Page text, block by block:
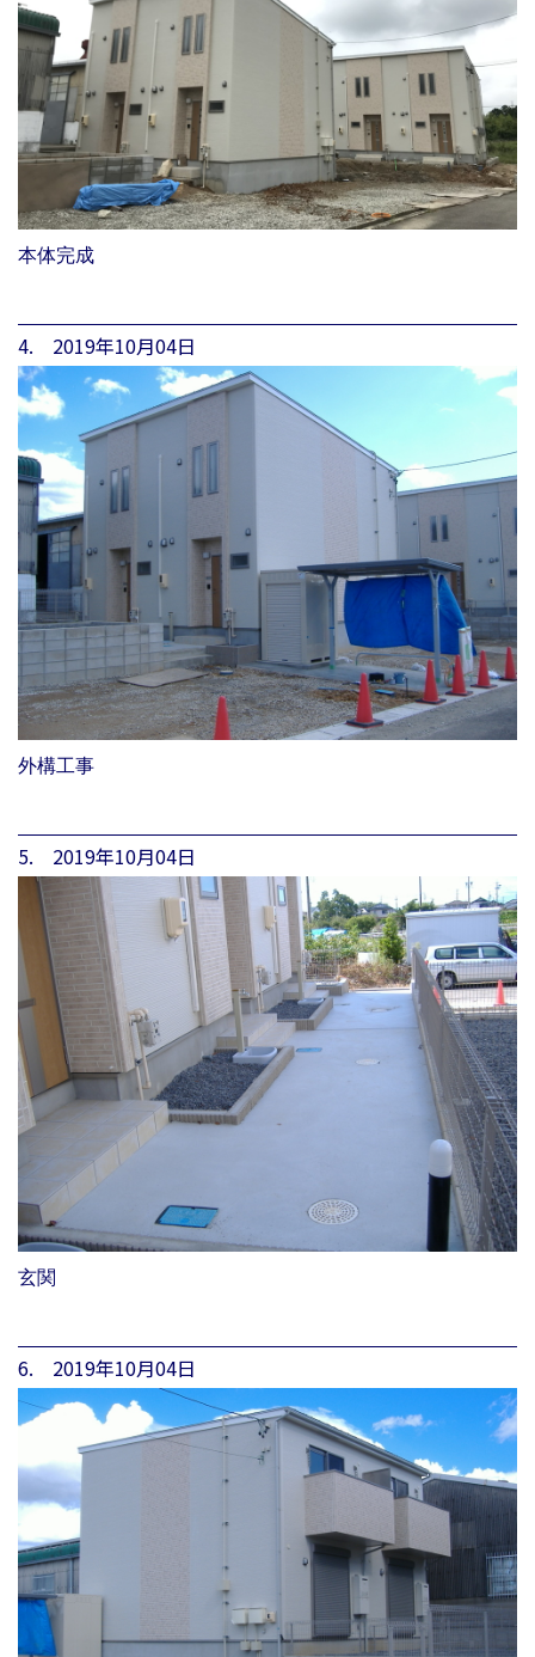
本体完成
4. 2019年10月04日
外構工事
5. 2019年10月04日
玄関
6. 2019年10月04日